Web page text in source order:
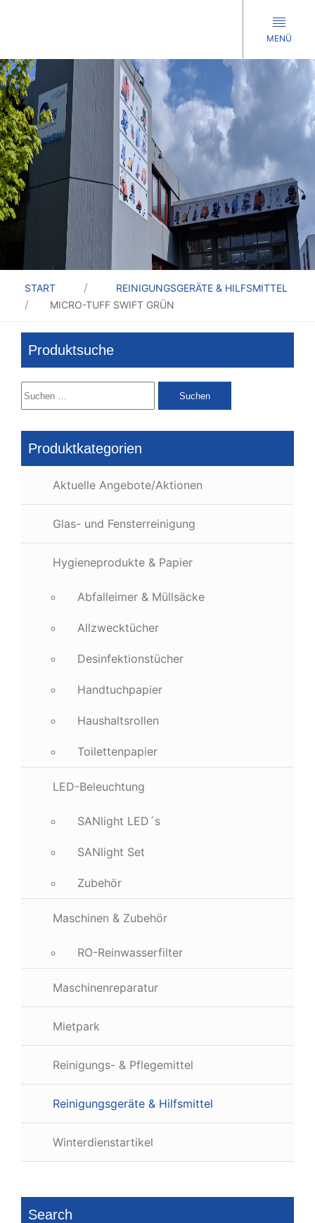
MENÜ
START
REINIGUNGSGERÄTE & HILFSMITTEL
MICRO-TUFF SWIFT GRÜN
Produktsuche
Suchen
nach:
Produktkategorien
Aktuelle Angebote/Aktionen
Glas- und Fensterreinigung
Hygieneprodukte & Papier
Abfalleimer & Müllsäcke
Allzwecktücher
Desinfektionstücher
Handtuchpapier
Haushaltsrollen
Toilettenpapier
LED-Beleuchtung
SANlight LED´s
SANlight Set
Zubehör
Maschinen & Zubehör
RO-Reinwasserfilter
Maschinenreparatur
Mietpark
Reinigungs- & Pflegemittel
Reinigungsgeräte & Hilfsmittel
Winterdienstartikel
Search